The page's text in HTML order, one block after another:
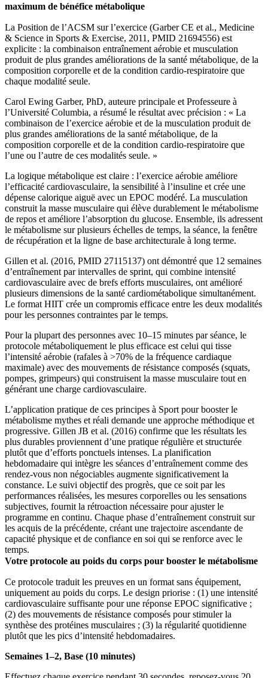
maximum de bénéfice métabolique
La Position de l’ACSM sur l’exercice (Garber CE et al., Medicine
& Science in Sports & Exercise, 2011, PMID 21694556) est
explicite : la combinaison entraînement aérobie et musculation
produit de plus grandes améliorations de la santé métabolique, de la
composition corporelle et de la condition cardio-respiratoire que
chaque modalité seule.
Carol Ewing Garber, PhD, auteure principale et Professeure à
l’Université Columbia, a résumé le résultat avec précision : « La
combinaison de l’exercice aérobie et de la musculation produit de
plus grandes améliorations de la santé métabolique, de la
composition corporelle et de la condition cardio-respiratoire que
l’une ou l’autre de ces modalités seule. »
La logique métabolique est claire : l’exercice aérobie améliore
l’efficacité cardiovasculaire, la sensibilité à l’insuline et crée une
dépense calorique aiguë avec un EPOC modéré. La musculation
construit la masse musculaire qui élève durablement le métabolisme
de repos et améliore l’absorption du glucose. Ensemble, ils adressent
le métabolisme sur plusieurs échelles de temps, la séance, la fenêtre
de récupération et la ligne de base architecturale à long terme.
Gillen et al. (2016, PMID 27115137) ont démontré que 12 semaines
d’entraînement par intervalles de sprint, qui combine intensité
cardiovasculaire avec de brefs efforts musculaires, ont amélioré
plusieurs dimensions de la santé cardiométabolique simultanément.
Le format HIIT crée un compromis efficace entre les deux modalités
pour les personnes contraintes par le temps.
Pour la plupart des personnes avec 10–15 minutes par séance, le
protocole métaboliquement le plus efficace est celui qui tisse
l’intensité aérobie (rafales à >70% de la fréquence cardiaque
maximale) avec des mouvements de résistance composés (squats,
pompes, grimpeurs) qui construisent la masse musculaire tout en
générant une charge cardiovasculaire.
L’application pratique de ces principes à Sport pour booster le
métabolisme mythes et réali demande une approche méthodique et
progressive. Gillen JB et al. (2016) confirme que les résultats les
plus durables proviennent d’une pratique régulière et structurée
plutôt que d’efforts ponctuels intenses. La planification
hebdomadaire qui intègre les séances d’entraînement comme des
rendez-vous non négociables augmente significativement la
constance. Le suivi objectif des progrès, que ce soit par les
performances réalisées, les mesures corporelles ou les sensations
subjectives, fournit la rétroaction nécessaire pour ajuster le
programme en continu. Chaque phase d’entraînement construit sur
les acquis de la précédente, créant une trajectoire ascendante de
capacité physique et de confiance en soi qui se renforce avec le
temps.
Votre protocole au poids du corps pour booster le métabolisme
Ce protocole traduit les preuves en un format sans équipement,
uniquement au poids du corps. Le design priorise : (1) une intensité
cardiovasculaire suffisante pour une réponse EPOC significative ;
(2) des mouvements de résistance composés pour stimuler la
synthèse des protéines musculaires ; (3) la régularité quotidienne
plutôt que les pics d’intensité hebdomadaires.
Semaines 1–2, Base (10 minutes)